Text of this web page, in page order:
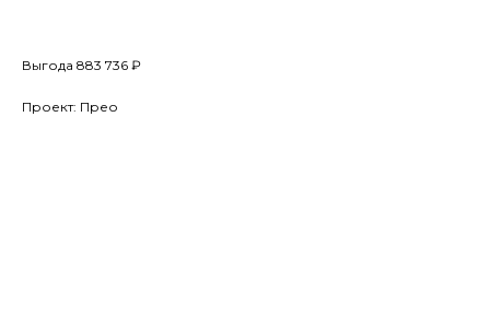
Выгода 883 736 ₽
Проект: Прео